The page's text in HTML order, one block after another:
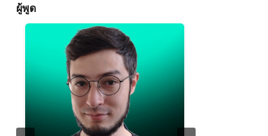
ผู้พูด